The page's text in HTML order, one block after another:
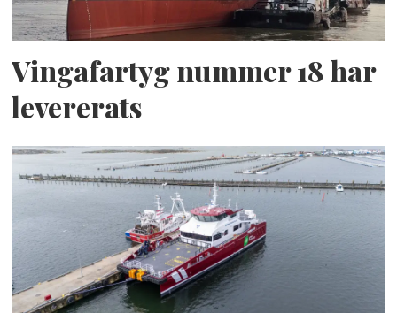
Vingafartyg nummer 18 har
levererats